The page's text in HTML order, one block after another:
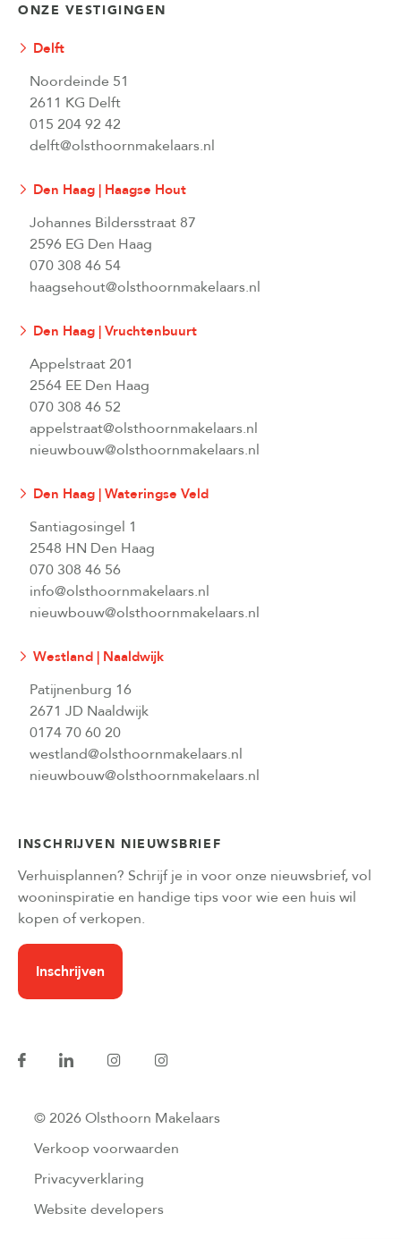
ONZE VESTIGINGEN
Delft
Noordeinde 51
2611 KG Delft
015 204 92 42
delft@olsthoornmakelaars.nl
Den Haag | Haagse Hout
Johannes Bildersstraat 87
2596 EG Den Haag
070 308 46 54
haagsehout@olsthoornmakelaars.nl
Den Haag | Vruchtenbuurt
Appelstraat 201
2564 EE Den Haag
070 308 46 52
appelstraat@olsthoornmakelaars.nl
nieuwbouw@olsthoornmakelaars.nl
Den Haag | Wateringse Veld
Santiagosingel 1
2548 HN Den Haag
070 308 46 56
info@olsthoornmakelaars.nl
nieuwbouw@olsthoornmakelaars.nl
Westland | Naaldwijk
Patijnenburg 16
2671 JD Naaldwijk
0174 70 60 20
westland@olsthoornmakelaars.nl
nieuwbouw@olsthoornmakelaars.nl
INSCHRIJVEN NIEUWSBRIEF
Verhuisplannen? Schrijf je in voor onze nieuwsbrief, vol
wooninspiratie en handige tips voor wie een huis wil
kopen of verkopen.
Inschrijven
© 2026 Olsthoorn Makelaars
Verkoop voorwaarden
Privacyverklaring
Website developers